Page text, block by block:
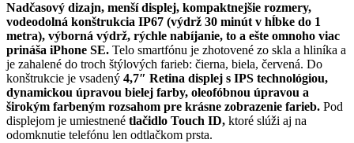
Nadčasový dizajn, menší displej, kompaktnejšie rozmery,
vodeodolná konštrukcia IP67 (výdrž 30 minút v hĺbke do 1
metra), výborná výdrž, rýchle nabíjanie, to a ešte omnoho viac
prináša iPhone SE. Telo smartfónu je zhotovené zo skla a hliníka a
je zahalené do troch štýlových farieb: čierna, biela, červená. Do
konštrukcie je vsadený 4,7″ Retina displej s IPS technológiou,
dynamickou úpravou bielej farby, oleofóbnou úpravou a
širokým farbeným rozsahom pre krásne zobrazenie farieb. Pod
displejom je umiestnené tlačidlo Touch ID, ktoré slúži aj na
odomknutie telefónu len odtlačkom prsta.